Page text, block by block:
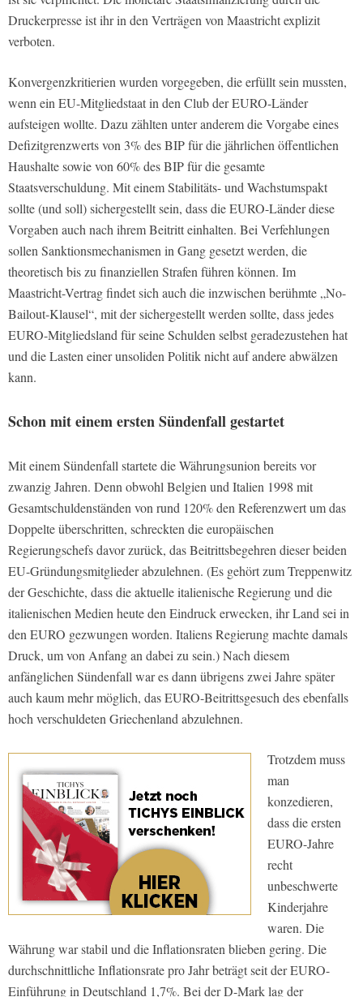
Druckerpresse ist ihr in den Verträgen von Maastricht explizit
verboten.
Konvergenzkritierien wurden vorgegeben, die erfüllt sein mussten,
wenn ein EU-Mitgliedstaat in den Club der EURO-Länder
aufsteigen wollte. Dazu zählten unter anderem die Vorgabe eines
Defizitgrenzwerts von 3% des BIP für die jährlichen öffentlichen
Haushalte sowie von 60% des BIP für die gesamte
Staatsverschuldung. Mit einem Stabilitäts- und Wachstumspakt
sollte (und soll) sichergestellt sein, dass die EURO-Länder diese
Vorgaben auch nach ihrem Beitritt einhalten. Bei Verfehlungen
sollen Sanktionsmechanismen in Gang gesetzt werden, die
theoretisch bis zu finanziellen Strafen führen können. Im
Maastricht-Vertrag findet sich auch die inzwischen berühmte „No-
Bailout-Klausel“, mit der sichergestellt werden sollte, dass jedes
EURO-Mitgliedsland für seine Schulden selbst geradezustehen hat
und die Lasten einer unsoliden Politik nicht auf andere abwälzen
kann.
Schon mit einem ersten Sündenfall gestartet
Mit einem Sündenfall startete die Währungsunion bereits vor
zwanzig Jahren. Denn obwohl Belgien und Italien 1998 mit
Gesamtschuldenständen von rund 120% den Referenzwert um das
Doppelte überschritten, schreckten die europäischen
Regierungschefs davor zurück, das Beitrittsbegehren dieser beiden
EU-Gründungsmitglieder abzulehnen. (Es gehört zum Treppenwitz
der Geschichte, dass die aktuelle italienische Regierung und die
italienischen Medien heute den Eindruck erwecken, ihr Land sei in
den EURO gezwungen worden. Italiens Regierung machte damals
Druck, um von Anfang an dabei zu sein.) Nach diesem
anfänglichen Sündenfall war es dann übrigens zwei Jahre später
auch kaum mehr möglich, das EURO-Beitrittsgesuch des ebenfalls
hoch verschuldeten Griechenland abzulehnen.
Trotzdem muss
man
konzedieren,
dass die ersten
EURO-Jahre
recht
unbeschwerte
Kinderjahre
waren. Die
Währung war stabil und die Inflationsraten blieben gering. Die
durchschnittliche Inflationsrate pro Jahr beträgt seit der EURO-
Einführung in Deutschland 1,7%. Bei der D-Mark lag der